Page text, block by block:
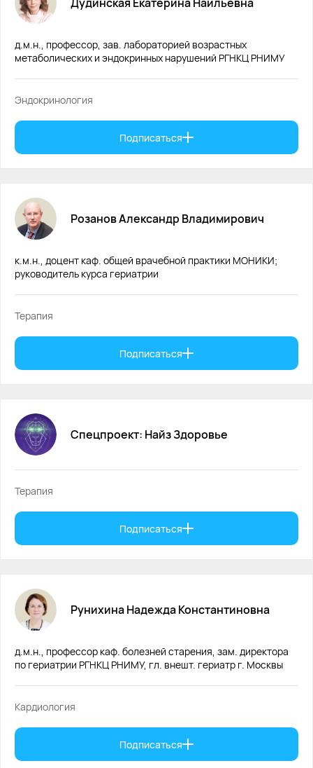
д.м.н., профессор, зав. лабораторией возрастных
метаболических и эндокринных нарушений РГНКЦ РНИМУ
Эндокринология
Подписаться
РозановАлександр Владимирович
к.м.н., доцент каф. общей врачебной практики МОНИКИ;
руководитель курса гериатрии
Терапия
Подписаться
Спецпроект: НайзЗдоровье
Терапия
Подписаться
РунихинаНадеждаКонстантиновна
д.м.н., профессор каф. болезней старения, зам. директора
по гериатрии РГНКЦ РНИМУ, гл. внешт. гериатр г. Москвы
Кардиология
Подписаться